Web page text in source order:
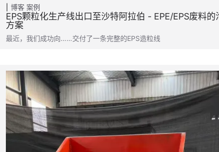
博客 案例
EPS颗粒化生产线出口至沙特阿拉伯 - EPE/EPS废料
方案
最近，我们成功向……交付了一条完整的EPS造粒线